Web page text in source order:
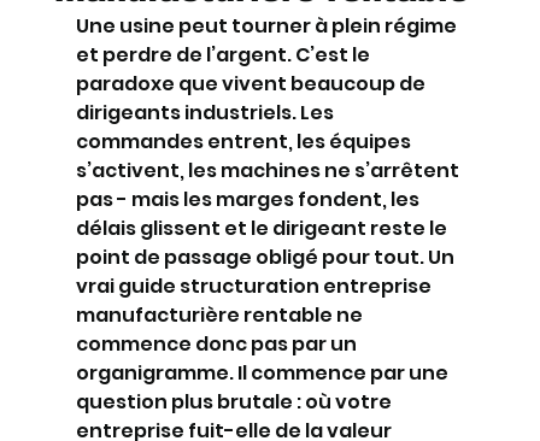
Une usine peut tourner à plein régime
et perdre de l’argent. C’est le
paradoxe que vivent beaucoup de
dirigeants industriels. Les
commandes entrent, les équipes
s’activent, les machines ne s’arrêtent
pas - mais les marges fondent, les
délais glissent et le dirigeant reste le
point de passage obligé pour tout. Un
vrai guide structuration entreprise
manufacturière rentable ne
commence donc pas par un
organigramme. Il commence par une
question plus brutale : où votre
entreprise fuit-elle de la valeur